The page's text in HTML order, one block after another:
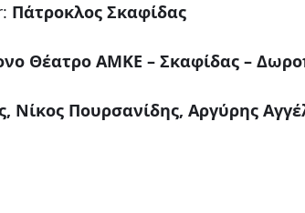
Πάτροκλος Σκαφίδας
Θέατρο ΑΜΚΕ – Σκαφίδας –
Νίκος Πουρσανίδης, Αργύρης